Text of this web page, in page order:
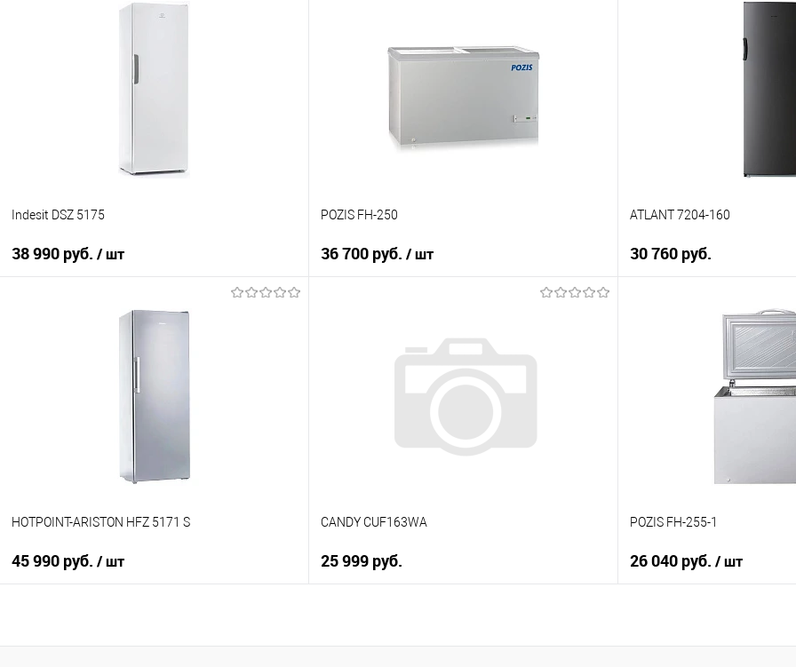
Купить в 1 клик
К сравнению
Indesit DSZ 5175
38 990 руб. / шт
POZIS FH-250
36 700 руб. / шт
Купить в 1 клик
К сравнению
ATLANT 7204-160
30 760 руб.
Купить в 1 клик
HOTPOINT-ARISTON HFZ 5171 S
45 990 руб. / шт
CANDY CUF163WA
25 999 руб.
POZIS FH-255-1
26 040 руб. / шт